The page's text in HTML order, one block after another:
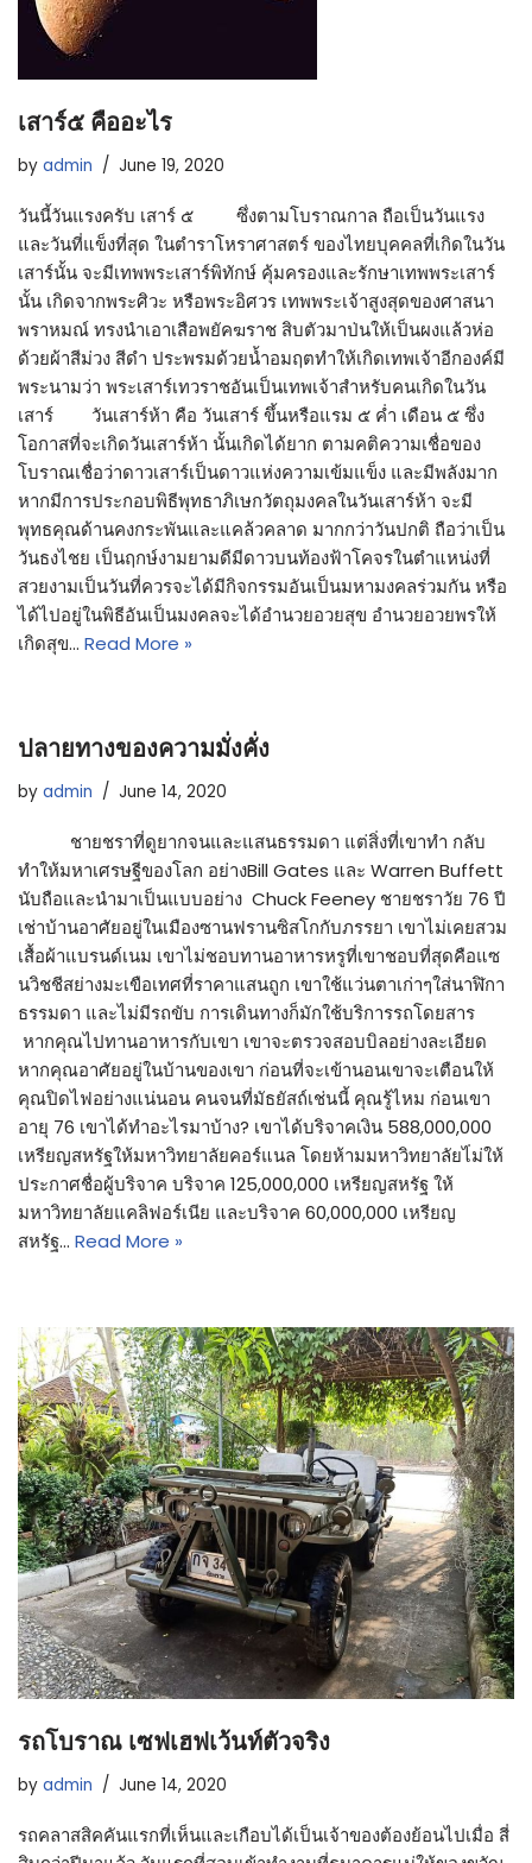
เสาร์๕ คืออะไร
by admin June 19, 2020
วันนี้วันแรงครับ เสาร์ ๕ ซึ่งตามโบราณกาล ถือเป็นวันแรง
และวันที่แข็งที่สุด ในตำราโหราศาสตร์ ของไทยบุคคลที่เกิดในวัน
เสาร์นั้น จะมีเทพพระเสาร์พิทักษ์ คุ้มครองและรักษาเทพพระเสาร์
นั้น เกิดจากพระศิวะ หรือพระอิศวร เทพพระเจ้าสูงสุดของศาสนา
พราหมณ์ ทรงนำเอาเสือพยัคฆราช สิบตัวมาป่นให้เป็นผงแล้วห่อ
ด้วยผ้าสีม่วง สีดำ ประพรมด้วยน้ำอมฤตทำให้เกิดเทพเจ้าอีกองค์มี
พระนามว่า พระเสาร์เทวราชอันเป็นเทพเจ้าสำหรับคนเกิดในวัน
เสาร์ วันเสาร์ห้า คือ วันเสาร์ ขึ้นหรือแรม ๕ ค่ำ เดือน ๕ ซึ่ง
โอกาสที่จะเกิดวันเสาร์ห้า นั้นเกิดได้ยาก ตามคติความเชื่อของ
โบราณเชื่อว่าดาวเสาร์เป็นดาวแห่งความเข้มแข็ง และมีพลังมาก
หากมีการประกอบพิธีพุทธาภิเษกวัตถุมงคลในวันเสาร์ห้า จะมี
พุทธคุณด้านคงกระพันและแคล้วคลาด มากกว่าวันปกติ ถือว่าเป็น
วันธงไชย เป็นฤกษ์งามยามดีมีดาวบนท้องฟ้าโคจรในตำแหน่งที่
สวยงามเป็นวันที่ควรจะได้มีกิจกรรมอันเป็นมหามงคลร่วมกัน หรือ
ได้ไปอยู่ในพิธีอันเป็นมงคลจะได้อำนวยอวยสุข อำนวยอวยพรให้
เกิดสุข… Read More »
ปลายทางของความมั่งคั่ง
by admin June 14, 2020
ชายชราที่ดูยากจนและแสนธรรมดา แต่สิ่งที่เขาทำ กลับ
ทำให้มหาเศรษฐีของโลก อย่างBill Gates และ Warren Buffett
นับถือและนำมาเป็นแบบอย่าง Chuck Feeney ชายชราวัย 76 ปี
เช่าบ้านอาศัยอยู่ในเมืองซานฟรานซิสโกกับภรรยา เขาไม่เคยสวม
เสื้อผ้าแบรนด์เนม เขาไม่ชอบทานอาหารหรูที่เขาชอบที่สุดคือแซ
นวิชชีสย่างมะเขือเทศที่ราคาแสนถูก เขาใช้แว่นตาเก่าๆใส่นาฬิกา
ธรรมดา และไม่มีรถขับ การเดินทางก็มักใช้บริการรถโดยสาร
หากคุณไปทานอาหารกับเขา เขาจะตรวจสอบบิลอย่างละเอียด
หากคุณอาศัยอยู่ในบ้านของเขา ก่อนที่จะเข้านอนเขาจะเตือนให้
คุณปิดไฟอย่างแน่นอน คนจนที่มัธยัสถ์เช่นนี้ คุณรู้ไหม ก่อนเขา
อายุ 76 เขาได้ทำอะไรมาบ้าง? เขาได้บริจาคเงิน 588,000,000
เหรียญสหรัฐให้มหาวิทยาลัยคอร์แนล โดยห้ามมหาวิทยาลัยไ่ม่ให้
ประกาศชื่อผู้บริจาค บริจาค 125,000,000 เหรียญสหรัฐ ให้
มหาวิทยาลัยแคลิฟอร์เนีย และบริจาค 60,000,000 เหรียญ
สหรัฐ… Read More »
รถโบราณ เซฟเฮฟเว้นท์ตัวจริง
by admin June 14, 2020
รถคลาสสิคคันแรกที่เห็นและเกือบได้เป็นเจ้าของต้องย้อนไปเมื่อ สี่